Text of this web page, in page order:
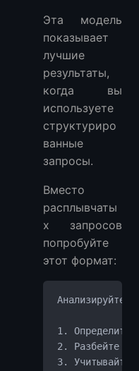
Эта модель
показывает
лучшие
результаты,
когда вы
используете
структуриро
ванные
запросы.
Вместо
расплывчаты
х запросов
попробуйте
этот формат:
Анализируйте
1. Определите
2. Разбейте на
3. Учитывайте